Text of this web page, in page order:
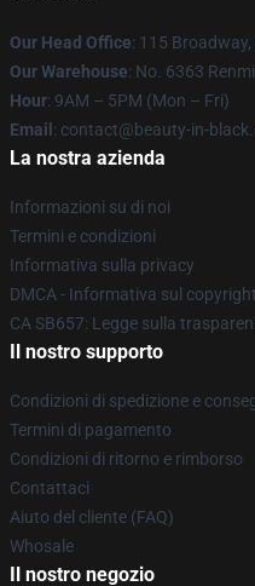
Our Head Office: 115
Our Warehouse: No. 6363
Hour: 9AM – 5PM (Mon – Fri)
Email : contact@beauty-in-
La nostra azienda
Informazioni su di noi
Termini e condizioni
Informativa sulla privacy
DMCA - Informativa sul copyright
CA SB657: Legge sulla
Il nostro supporto
Condizioni di spedizione e
Termini di pagamento
Condizioni di ritorno e rimborso
Contattaci
Aiuto del cliente (FAQ)
Whosale
Il nostro negozio